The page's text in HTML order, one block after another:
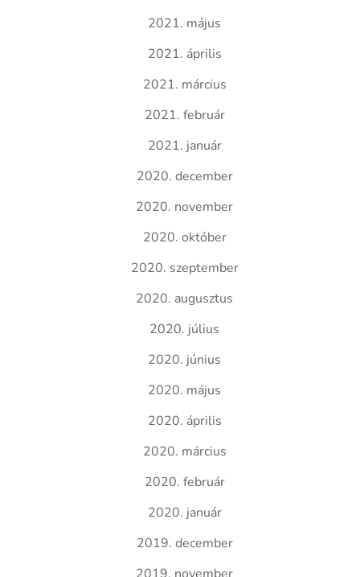
2021. május
2021. április
2021. március
2021. február
2021. január
2020. december
2020. november
2020. október
2020. szeptember
2020. augusztus
2020. július
2020. június
2020. május
2020. április
2020. március
2020. február
2020. január
2019. december